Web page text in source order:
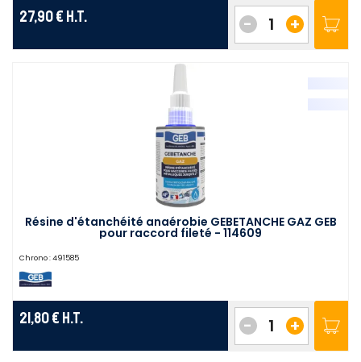
27,90 € H.T. +
-
Résine d'étanchéité anaérobie GEBETANCHE GAZ GEB
pour raccord fileté - 114609
Chrono : 491585
21,80 € H.T. +
-